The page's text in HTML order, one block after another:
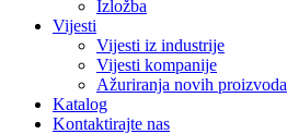
Izložba
Vijesti
Vijesti iz industrije
Vijesti kompanije
Ažuriranja novih proizvoda
Katalog
Kontaktirajte nas